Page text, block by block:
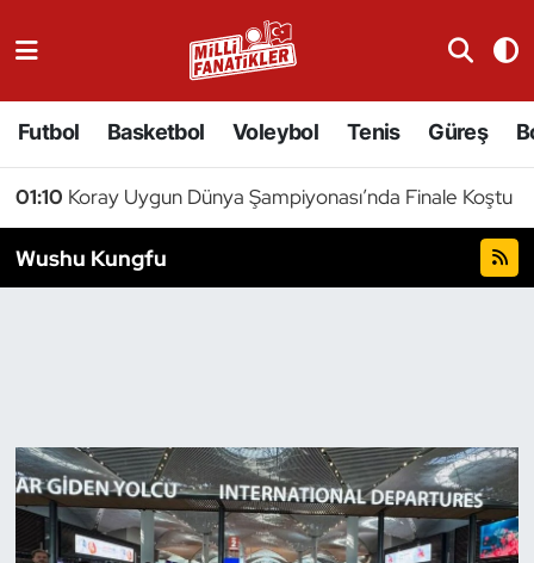
Futbol Basketbol Voleybol Tenis Güreş
01:10 Koray Uygun Dünya Şampiyonası’nda Finale Koştu
Wushu Kungfu
Badminton
Basketbol
Binicilik
Bisiklet